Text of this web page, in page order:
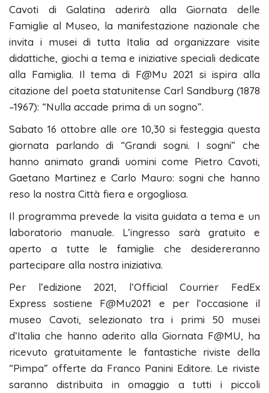
Cavoti di Galatina aderirà alla Giornata delle
Famiglie al Museo, la manifestazione nazionale che
invita i musei di tutta Italia ad organizzare visite
didattiche, giochi a tema e iniziative speciali dedicate
alla Famiglia. Il tema di F@Mu 2021 si ispira alla
citazione del poeta statunitense Carl Sandburg (1878
–1967): “Nulla accade prima di un sogno”.
Sabato 16 ottobre alle ore 10,30 si festeggia questa
giornata parlando di “Grandi sogni. I sogni” che
hanno animato grandi uomini come Pietro Cavoti,
Gaetano Martinez e Carlo Mauro: sogni che hanno
reso la nostra Città fiera e orgogliosa.
Il programma prevede la visita guidata a tema e un
laboratorio manuale. L’ingresso sarà gratuito e
aperto a tutte le famiglie che desidereranno
partecipare alla nostra iniziativa.
Per l’edizione 2021, l’Official Courrier FedEx
Express sostiene F@Mu2021 e per l’occasione il
museo Cavoti, selezionato tra i primi 50 musei
d’Italia che hanno aderito alla Giornata F@MU, ha
ricevuto gratuitamente le fantastiche riviste della
“Pimpa” offerte da Franco Panini Editore. Le riviste
saranno distribuita in omaggio a tutti i piccoli